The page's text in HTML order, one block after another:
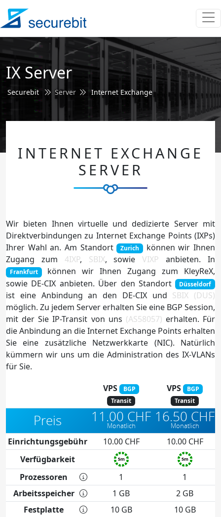
IX Server
Securebit Server Internet Exchange
INTERNET EXCHANGE
SERVER
Wir bieten Ihnen virtuelle und dedizierte Server mit
Direktverbindungen zu Internet Exchange Points (IXPs)
Ihrer Wahl an. Am Standort Zurich können wir Ihnen
Zugang zum 4IXP, SBIX, sowieVIXP anbieten. In
Frankfurt können wir Ihnen Zugang zum KleyReX,
sowie DE-CIX anbieten. Über den Standort Düsseldorf
ist eine Anbindung an den DE-CIX und SBIX (DUS)
möglich. Zu jedem Server erhalten Sie eine BGP Session,
mit der Sie IP-Transit von uns (AS58057) erhalten. Für
die Anbindung an die Internet Exchange Points erhalten
Sie eine zusätzliche Netzwerkkarte (NIC). Natürlich
kümmern wir uns um die Administration des IX-VLANs
für Sie.
VPS
BGP
Transit
VPS
BGP
Transit
Preis 11.00 CHF
Monatlich
16.50 CHF
Monatlich
Einrichtungsgebühr 10.00 CHF
10.00 CHF
Verfügbarkeit
5m 5m
Prozessoren 1
1
Arbeitsspeicher
1 GB
2 GB
Festplatte
10 GB
10 GB